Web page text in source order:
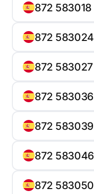
872 583018
872 583024
872 583027
872 583036
872 583039
872 583046
872 583050